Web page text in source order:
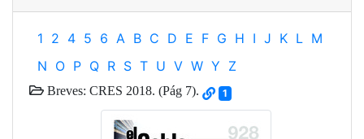
1 2 4 5 6 A B C D E F G H I J K L M
N O P Q R S T U V W Y Z
Breves: CRES 2018. (Pág 7). 1